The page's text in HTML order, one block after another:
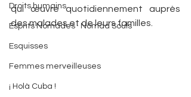
Droits humains
Esprits Nomades · Nomad Souls
Esquisses
Femmes merveilleuses
¡ Holà Cuba !
qui œuvre quotidiennement auprès
des malades et de leurs familles.